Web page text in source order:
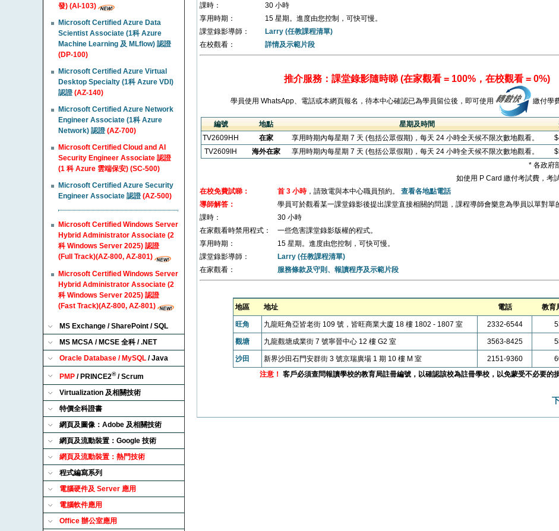
發) (AI-103)
Microsoft Certified Azure Data
Scientist Associate (1科 Azure
Machine Learning 及 MLflow) 認證
(DP-100)
Microsoft Certified Azure Virtual
Desktop Specialty (1科 Azure VDI)
認證(AZ-140)
Microsoft Certified Azure Network
Engineer Associate (1科 Azure
Network) 認證(AZ-700)
Microsoft Certified Cloud and AI
Security Engineer Associate 認證
(1 科 Azure 雲端保安) (SC-500)
Microsoft Certified Azure Security
Engineer Associate 認證(AZ-500)
Microsoft Certified Windows Server
Hybrid Administrator Associate (2
科 Windows Server 2025) 認證
(Full Track)(AZ-800, AZ-801)
Microsoft Certified Windows Server
Hybrid Administrator Associate (2
科 Windows Server 2025) 認證
(Fast Track)(AZ-800, AZ-801)
MS Exchange / SharePoint / SQL
MS MCSA / MCSE 全科 / .NET
Oracle Database / MySQL / Java
PMP / PRINCE2®/ Scrum
Virtualization 及相關技術
特價全科證書
網頁及圖像：Adobe 及相關技術
網頁及流動裝置：Google 技術
網頁及流動裝置：熱門技術
程式編寫系列
電腦硬件及 Server 應用
電腦軟件應用
Office 辦公室應用
課時：
30 小時
享用時期：
15 星期。進度由您控制，可快可慢。
課堂錄影導師：
Larry (任教課程清單)
在校觀看：
詳情及示範片段
推介服務：課堂錄影隨時睇 (在家觀看 = 100%，在校觀看 = 0%)
學員使用 WhatsApp、電話或本網頁報名，待本中心確認已為學員留位後，即可使用 繳付學
編號 地點 星期及時間
TV2609HH
在家 享用時期內每星期 7 天 (包括公眾假期)，每天 24 小時全天候不限次數地觀看。
TV2609IH
海外在家 享用時期內每星期 7 天 (包括公眾假期)，每天 24 小時全天候不限次數地觀看。
* 各政府
如使用 P Card 繳付考試費，考
在校免費試睇：
首 3 小時，請致電與本中心職員預約。 查看各地點電話
導師解答：
學員可於觀看某一課堂錄影後提出課堂直接相關的問題，課程導師會樂意為學員以單對單
課時：
30 小時
在家觀看時禁用程式：
一些危害課堂錄影版權的程式。
享用時期：
15 星期。進度由您控制，可快可慢。
課堂錄影導師：
Larry (任教課程清單)
在家觀看：
服務條款及守則、報讀程序及示範片段
地區 地址 電話 教育
旺角 九龍旺角亞皆老街 109 號，皆旺商業大廈 18 樓 1802 - 1807 室 2332-6544
觀塘 九龍觀塘成業街 7 號寧晉中心 12 樓 G2 室 3563-8425
沙田 新界沙田石門安群街 3 號京瑞廣場 1 期 10 樓 M 室 2151-9360
注意！ 客戶必須查問報讀學校的教育局註冊編號，以確認該校為註冊學校，以免蒙受不必要的